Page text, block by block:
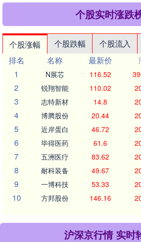
个股实时涨跌
个股涨幅 个股跌幅 个股流入
排名
名称 最新价
1
N展芯 116.52
2 锐翔智能 110.02
3 志特新材 14.8
4 博腾股份 20.44
5 近岸蛋白 46.72
6 毕得医药 61.6
7 五洲医疗 83.62
8 耐科装备 49.67
9 一博科技 53.33
10 方邦股份 146.16
沪深京行情 实时